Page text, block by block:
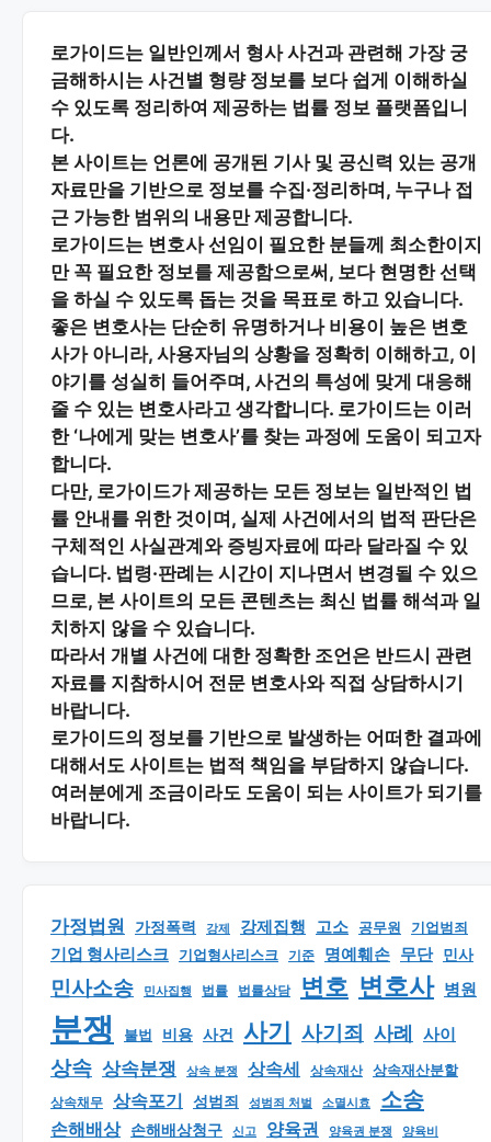
로가이드는 일반인께서 형사 사건과 관련해 가장 궁
금해하시는 사건별 형량 정보를 보다 쉽게 이해하실
수 있도록 정리하여 제공하는 법률 정보 플랫폼입니
다.
본 사이트는 언론에 공개된 기사 및 공신력 있는 공개
자료만을 기반으로 정보를 수집·정리하며, 누구나 접
근 가능한 범위의 내용만 제공합니다.
로가이드는 변호사 선임이 필요한 분들께 최소한이지
만 꼭 필요한 정보를 제공함으로써, 보다 현명한 선택
을 하실 수 있도록 돕는 것을 목표로 하고 있습니다.
좋은 변호사는 단순히 유명하거나 비용이 높은 변호
사가 아니라, 사용자님의 상황을 정확히 이해하고, 이
야기를 성실히 들어주며, 사건의 특성에 맞게 대응해
줄 수 있는 변호사라고 생각합니다. 로가이드는 이러
한 ‘나에게 맞는 변호사’를 찾는 과정에 도움이 되고자
합니다.
다만, 로가이드가 제공하는 모든 정보는 일반적인 법
률 안내 를 위한 것이며, 실제 사건에서의 법적 판단은
구체적인 사실관계와 증빙자료에 따라 달라질 수 있
습니다. 법령·판례는 시간이 지나면서 변경될 수 있으
므로, 본 사이트의 모든 콘텐츠는 최신 법률 해석과 일
치하지 않을 수 있습니다.
따라서 개별 사건에 대한 정확한 조언은 반드시 관련
자료를 지참하시어 전문 변호사와 직접 상담하시기
바랍니다.
로가이드의 정보를 기반으로 발생하는 어떠한 결과에
대해서도 사이트는 법적 책임을 부담하지 않습니다.
여러분에게 조금이라도 도움이 되는 사이트가 되기를
바랍니다.
가정법원 가정폭력 강제 강제집행 고소 공무원 기업범죄
기업 형사리스크 기업형사리스크 기준 명예훼손 무단 민사
민사소송 민사집행 법률 법률상담 변호 변호사 병원
분쟁 불법 비용 사건 사기 사기죄 사례 사이
상속 상속분쟁 상속 분쟁 상속세 상속재산 상속재산분할
상속채무 상속포기 성범죄 성범죄 처벌 소멸시효 소송
손해배상 손해배상청구 신고 양육권 양육권 분쟁 양육비